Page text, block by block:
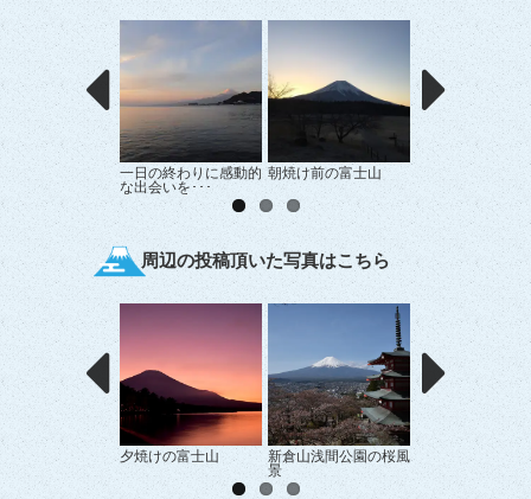
一日の終わりに感動的
な出会いを･･･
朝焼け前の富士山 中伊豆からの富
周辺の投稿頂いた写真はこちら
夕焼けの富士山
新倉山浅間公園の桜風
景
色の境界線